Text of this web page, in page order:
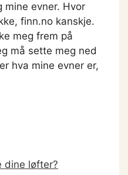
mine evner. Hvor
finn.no kanskje.
meg frem på
må sette meg ned
hva mine evner er,
dine løfter?